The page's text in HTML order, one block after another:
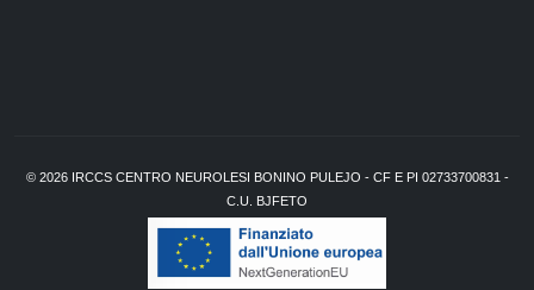
© 2026 IRCCS CENTRO NEUROLESI BONINO PULEJO - CF E PI 02733700831 -
C.U. BJFETO